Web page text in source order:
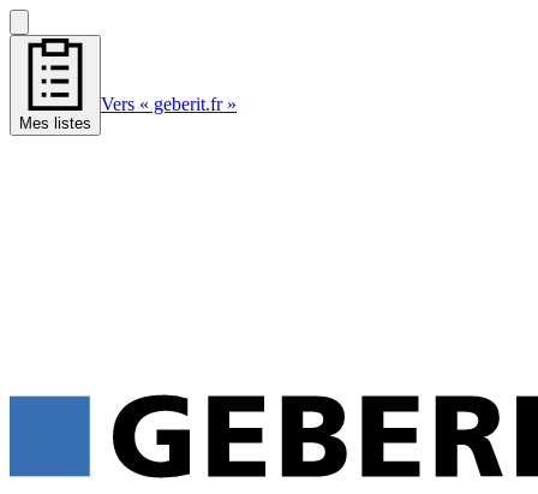
Mes listes
Vers « geberit.fr »